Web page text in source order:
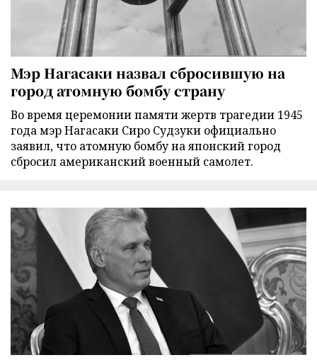
Мэр Нагасаки назвал сбросившую на
город атомную бомбу страну
Во время церемонии памяти жертв трагедии 1945
года мэр Нагасаки Сиро Судзуки официально
заявил, что атомную бомбу на японский город
сбросил американский военный самолет.